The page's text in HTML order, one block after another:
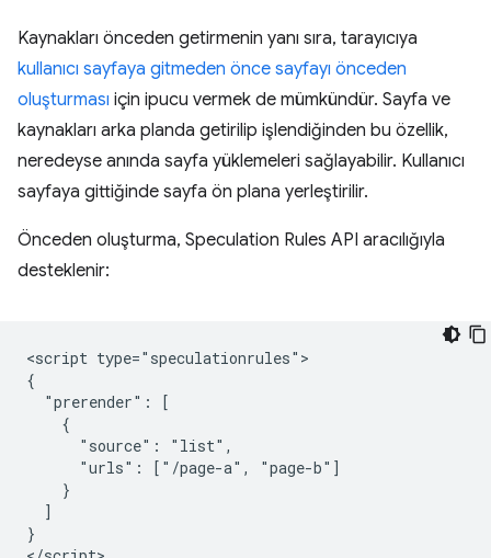
Kaynakları önceden getirmenin yanı sıra, tarayıcıya
kullanıcı sayfaya gitmeden önce sayfayı önceden
oluşturması için ipucu vermek de mümkündür. Sayfa ve
kaynakları arka planda getirilip işlendiğinden bu özellik,
neredeyse anında sayfa yüklemeleri sağlayabilir. Kullanıcı
sayfaya gittiğinde sayfa ön plana yerleştirilir.
Önceden oluşturma, Speculation Rules API aracılığıyla
desteklenir:
<script type="speculationrules">
{
  "prerender": [
    {
      "source": "list",
      "urls": ["/page-a", "page-b"]
    }
  ]
}